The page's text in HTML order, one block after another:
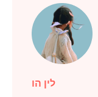
שלב 2.
לין הו